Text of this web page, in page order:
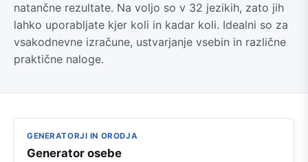
natančne rezultate. Na voljo so v 32 jezikih, zato jih
lahko uporabljate kjer koli in kadar koli. Idealni so za
vsakodnevne izračune, ustvarjanje vsebin in različne
praktične naloge.
GENERATORJI IN ORODJA
Generator osebe